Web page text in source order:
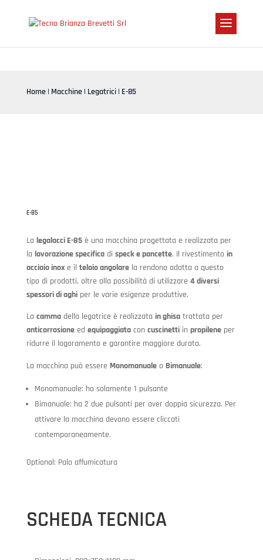
Home| Macchine| Legatrici| E-85
E-85
La legalacci E-85è una macchina progettata e realizzata per
la lavorazione specificadi speck e pancette. Il rivestimento in
acciaio inoxe il telaio angolarela rendono adatta a questo
tipo di prodotti, oltre alla possibilità di utilizzare 4 diversi
spessori di aghiper le varie esigenze produttive.
La cammadella legatrice è realizzata in ghisatrattata per
anticorrosioneed equipaggiatacon cuscinettiin propileneper
ridurre il logoramento e garantire maggiore durata.
La macchina può essere Monomanualeo Bimanuale:
Monomanuale: ha solamente 1 pulsante
Bimanuale: ha 2 due pulsanti per aver doppia sicurezza. Per
attivare la macchina devono essere cliccati
contemporaneamente.
Optional: Palo affumicatura
SCHEDA TECNICA